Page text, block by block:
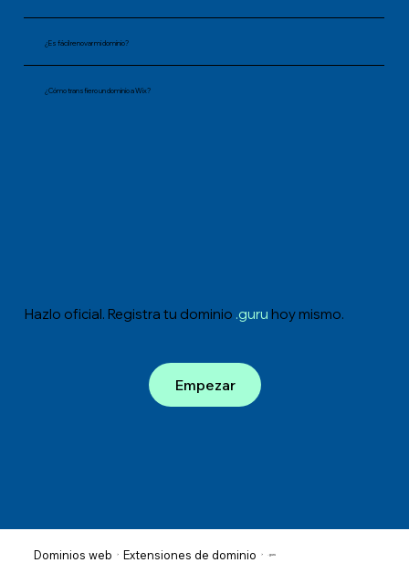
¿Es fácil renovar mi dominio?
¿Cómo transfiero un dominio a Wix?
Hazlo oficial. Registra tu dominio .guru hoy mismo.
Empezar
Dominios web > Extensiones de dominio > .guru